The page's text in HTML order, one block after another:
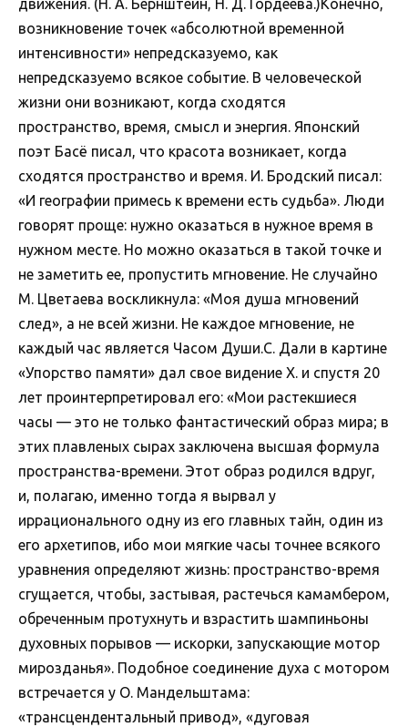
движения. (Н. А. Бернштейн, Н. Д. Гордеева.)Конечно,
возникновение точек «абсолютной временной
интенсивности» непредсказуемо, как
непредсказуемо всякое событие. В человеческой
жизни они возникают, когда сходятся
пространство, время, смысл и энергия. Японский
поэт Басё писал, что красота возникает, когда
сходятся пространство и время. И. Бродский писал:
«И географии примесь к времени есть судьба». Люди
говорят проще: нужно оказаться в нужное время в
нужном месте. Но можно оказаться в такой точке и
не заметить ее, пропустить мгновение. Не случайно
М. Цветаева воскликнула: «Моя душа мгновений
след», а не всей жизни. Не каждое мгновение, не
каждый час является Часом Души.С. Дали в картине
«Упорство памяти» дал свое видение Х. и спустя 20
лет проинтерпретировал его: «Мои растекшиеся
часы — это не только фантастический образ мира; в
этих плавленых сырах заключена высшая формула
пространства-времени. Этот образ родился вдруг,
и, полагаю, именно тогда я вырвал у
иррационального одну из его главных тайн, один из
его архетипов, ибо мои мягкие часы точнее всякого
уравнения определяют жизнь: пространство-время
сгущается, чтобы, застывая, растечься камамбером,
обреченным протухнуть и взрастить шампиньоны
духовных порывов — искорки, запускающие мотор
мирозданья». Подобное соединение духа с мотором
встречается у О. Мандельштама:
«трансцендентальный привод», «дуговая